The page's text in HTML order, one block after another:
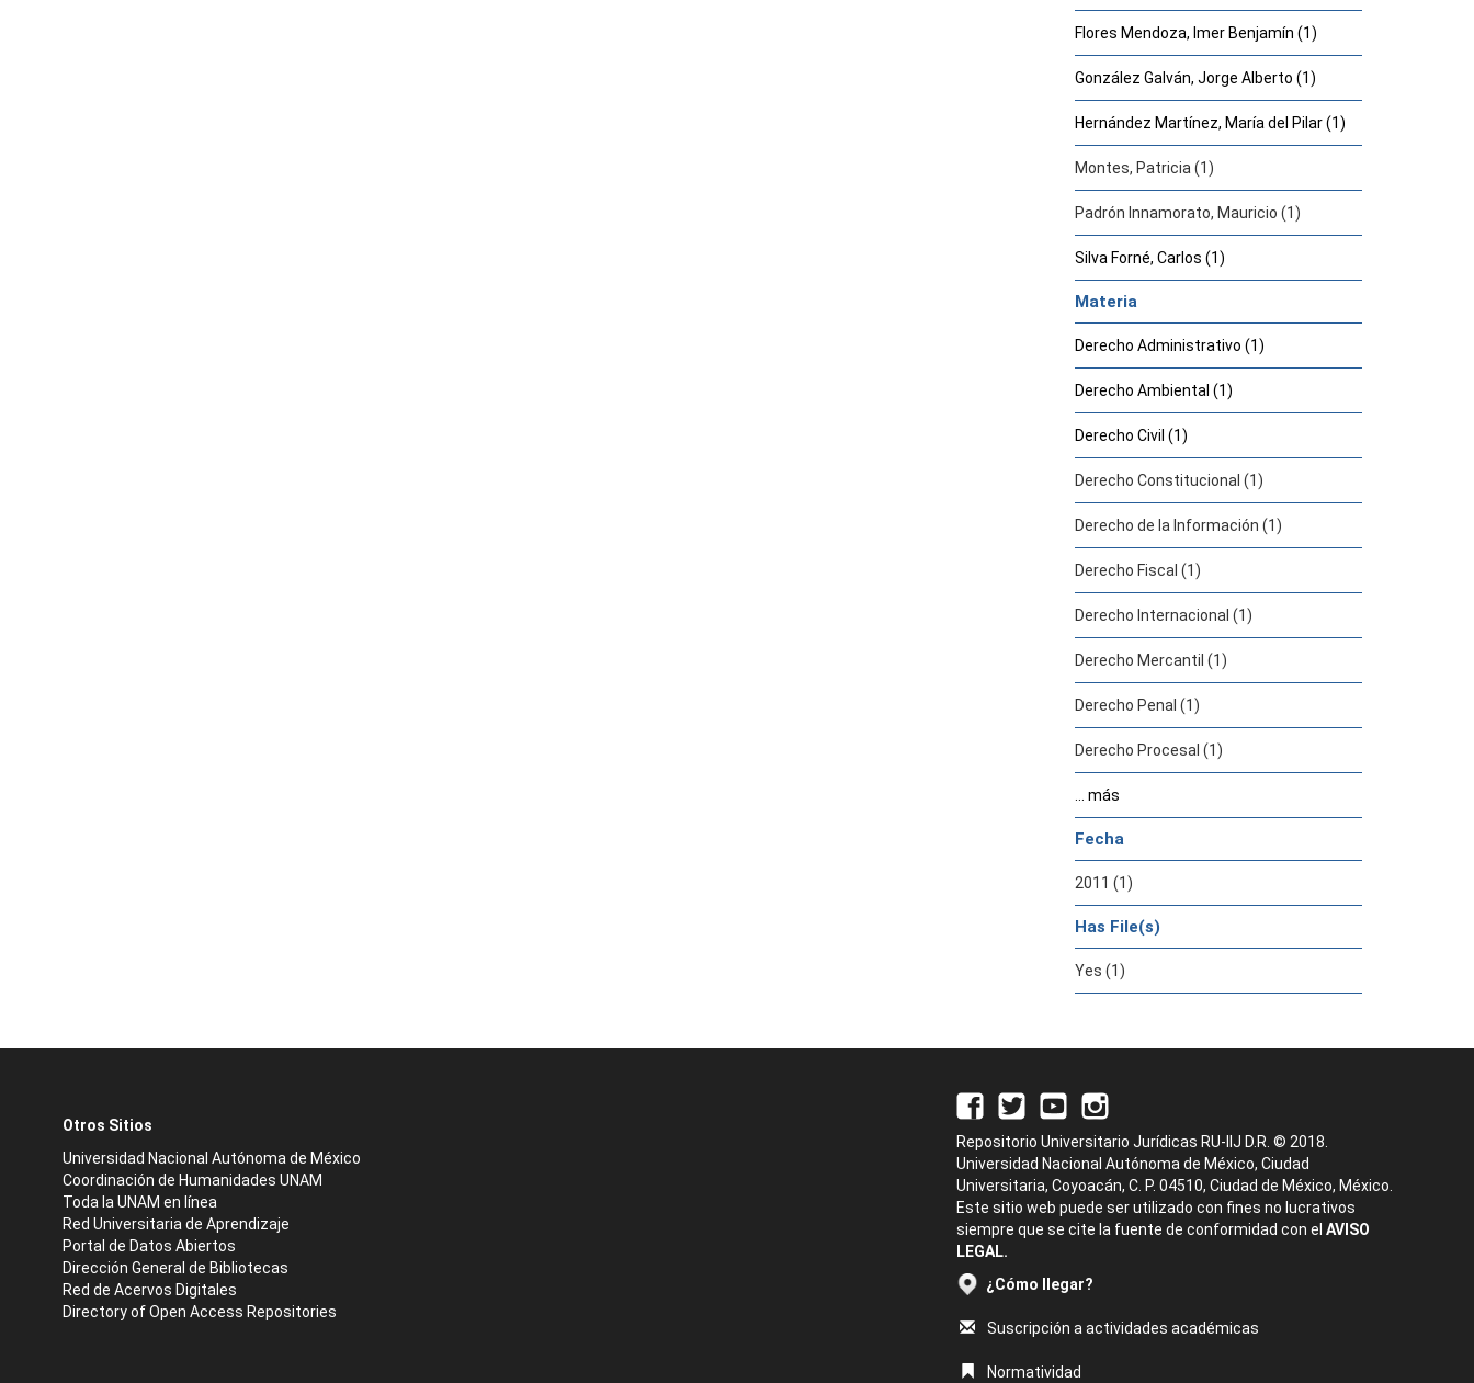
Flores Mendoza, Imer Benjamín (1)
González Galván, Jorge Alberto (1)
Hernández Martínez, María del Pilar (1)
Montes, Patricia (1)
Padrón Innamorato, Mauricio (1)
Silva Forné, Carlos (1)
Materia
Derecho Administrativo (1)
Derecho Ambiental (1)
Derecho Civil (1)
Derecho Constitucional (1)
Derecho de la Información (1)
Derecho Fiscal (1)
Derecho Internacional (1)
Derecho Mercantil (1)
Derecho Penal (1)
Derecho Procesal (1)
... más
Fecha
2011 (1)
Has File(s)
Yes (1)
Otros Sitios
Universidad Nacional Autónoma de México
Coordinación de Humanidades UNAM
Toda la UNAM en línea
Red Universitaria de Aprendizaje
Portal de Datos Abiertos
Dirección General de Bibliotecas
Red de Acervos Digitales
Directory of Open Access Repositories
Repositorio Universitario Jurídicas RU-IIJ D.R. © 2018.
Universidad Nacional Autónoma de México, Ciudad
Universitaria, Coyoacán, C. P. 04510, Ciudad de México, México.
Este sitio web puede ser utilizado con fines no lucrativos
siempre que se cite la fuente de conformidad con el AVISO
LEGAL.
¿Cómo llegar?
Suscripción a actividades académicas
Normatividad